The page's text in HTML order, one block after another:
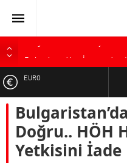
Bulgaristan’da 2025 yılının
Bulgaristan’dan İspanya’ya
Varna’da grip salgını
Bulgaristan’da Emeklilikten
EURO
ALTIN
DOLAR
Doğru.. HÖH
Yetkisini İade